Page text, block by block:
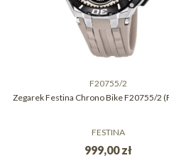
F20755/2
Zegarek Festina Chrono Bike F20755/2
FESTINA
999,00 zł